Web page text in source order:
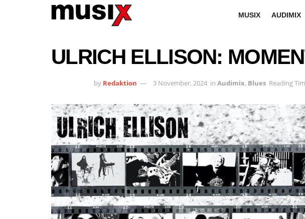
MUSIX AUDIMIX
ULRICH ELLISON:
by Redaktion 3 November, 2024 in Audimix, Blues Reading